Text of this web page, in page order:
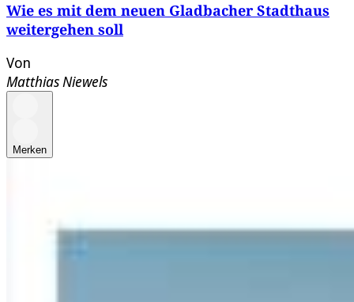
Wie es mit dem neuen Gladbacher Stadthaus
weitergehen soll
Von
Matthias Niewels
Merken